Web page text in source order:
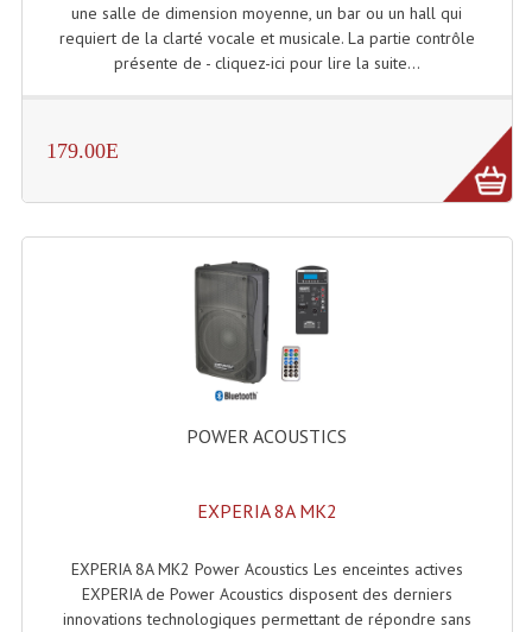
Lampes À Décharges
Lampes De Couleurs
Lampes PAR
Lampes Théatre
Les Packs Light
Panneaux, Piste Danse À Leds
Petit Effets Lumineux
Projecteur De Gobo
une salle de dimension moyenne, un bar ou un hall qui
requiert de la clarté vocale et musicale. La partie contrôle
présente de - cliquez-ici pour lire la suite...
179.00E
POWER ACOUSTICS
EXPERIA 8A MK2
EXPERIA 8A MK2 Power Acoustics Les enceintes actives
EXPERIA de Power Acoustics disposent des derniers
innovations technologiques permettant de répondre sans